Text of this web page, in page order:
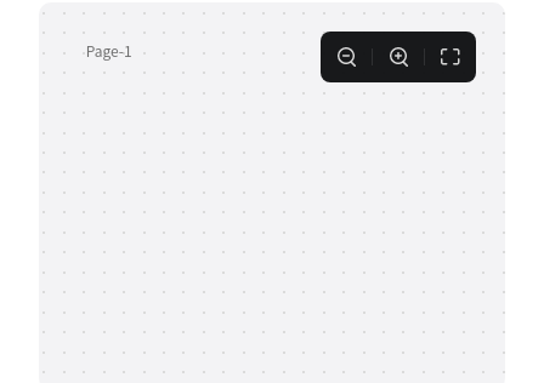
客户案例
支持
帮助中心